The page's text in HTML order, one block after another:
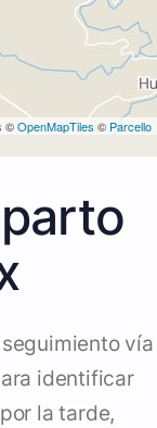
©OpenMapTiles © Parcello
vía
identificar
la tarde,